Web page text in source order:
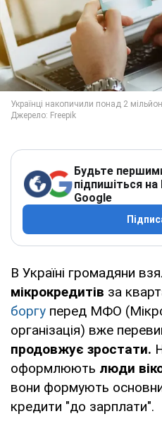
Будьте
підпишіться
Google
В Україні громадяни
мікрокредитів за
боргу перед МФО
організація) вже
продовжує зростати.
оформлюють люди
вони формують
кредити "до зарплати".